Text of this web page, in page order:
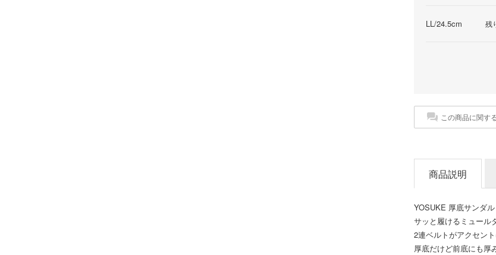
LL/24.5cm 残
この商品に関す
商品説明
YOSUKE 厚底サンダル
サッと履けるミュール
2連ベルトがアクセン
厚底だけど前底にも厚